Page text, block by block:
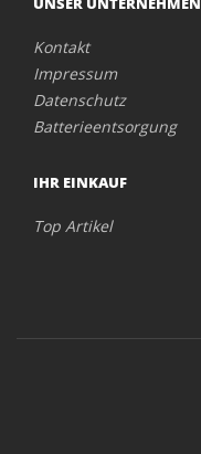
Kontakt
Impressum
Datenschutz
Batterieentsorgung
IHR EINKAUF
Top Artikel